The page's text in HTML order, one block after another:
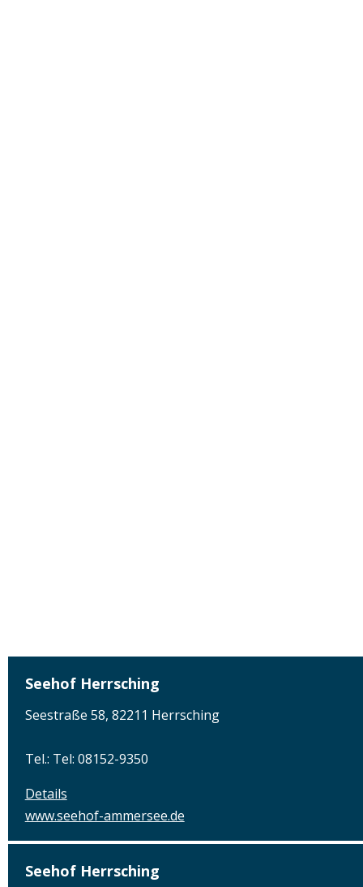
Seehof Herrsching
Seestraße 58, 82211 Herrsching
Tel.: Tel: 08152-9350
Details
www.seehof-ammersee.de
Seehof Herrsching